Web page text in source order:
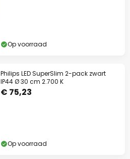
Op voorraad
Philips LED SuperSlim 2-pack zwart
IP44 Ø 30 cm 2.700 K
€ 75,23
Op voorraad